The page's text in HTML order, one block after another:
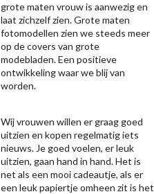
grote maten vrouw is aanwezig en
laat zichzelf zien. Grote maten
fotomodellen zien we steeds meer
op de covers van grote
modebladen. Een positieve
ontwikkeling waar we blij van
worden.
Wij vrouwen willen er graag goed
uitzien en kopen regelmatig iets
nieuws. Je goed voelen, er leuk
uitzien, gaan hand in hand. Het is
net als een mooi cadeautje, als er
een leuk papiertje omheen zit is het